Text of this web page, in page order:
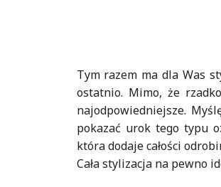
Tym razem ma dla Was
ostatnio. Mimo, że
najodpowiedniejsze.
pokazać urok tego typu
która dodaje całości
Cała stylizacja na pewno